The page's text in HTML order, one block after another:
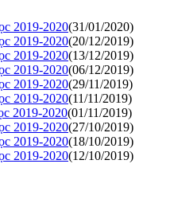
2019-2020(31/01/2020)
2019-2020(20/12/2019)
2019-2020(13/12/2019)
2019-2020(06/12/2019)
2019-2020(29/11/2019)
2019-2020(11/11/2019)
2019-2020(01/11/2019)
2019-2020(27/10/2019)
2019-2020(18/10/2019)
2019-2020(12/10/2019)